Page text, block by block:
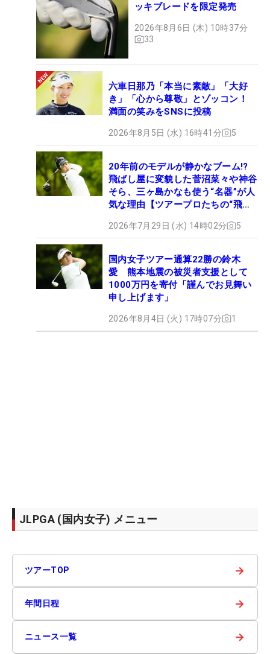
ッキブレードを限定発売
2026年8月6日 (木) 10時37分
33
六車日那乃「本当に素敵」「大好
き」「心から尊敬」とゾッコン！
満面の笑みをSNSに投稿
2026年8月5日 (水) 16時41分 5
20年前のモデルが静かなブーム!?
飛ばし屋に変貌した菅沼菜々や神谷
そら、三ヶ島かなも使う“名器”が人
気な理由【ツアープロたちの“飛ば
2026年7月29日 (水) 14時02分 5
国内女子ツアー通算22勝の鈴木
愛 熊本地震の被災者支援として
1000万円を寄付「謹んでお見舞い
申し上げます」
2026年8月4日 (火) 17時07分 1
JLPGA (国内女子) メニュー
ツアーTOP →
年間日程 →
ニュース一覧 →